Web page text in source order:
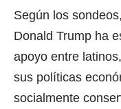
Según los
Donald Trump ha
apoyo entre
sus políticas
socialmente